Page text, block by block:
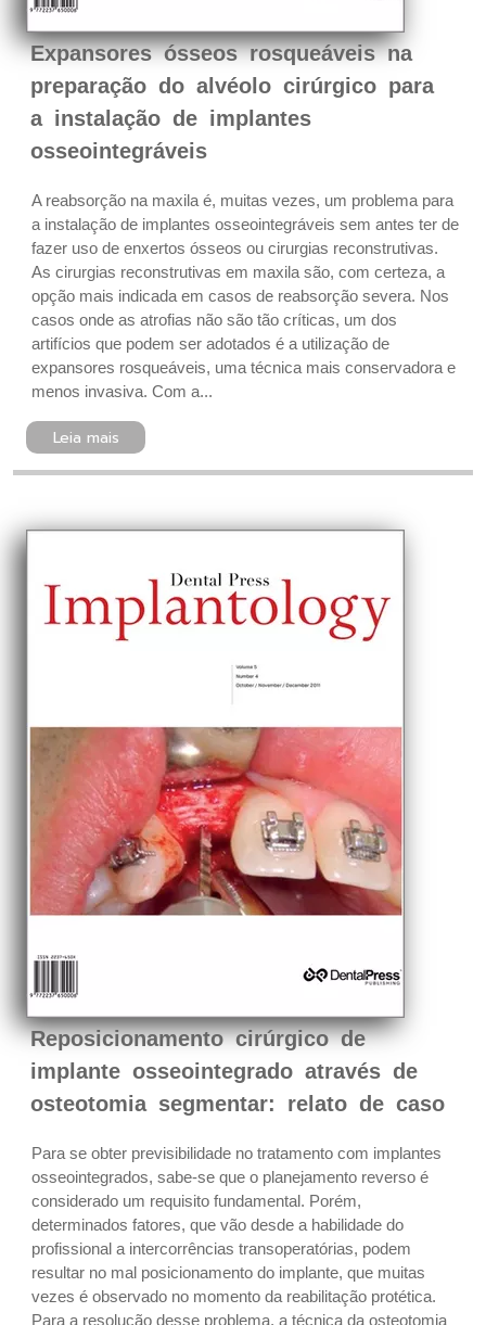
Expansores ósseos rosqueáveis na
preparação do alvéolo cirúrgico para
a instalação de implantes
osseointegráveis
A reabsorção na maxila é, muitas vezes, um problema para
a instalação de implantes osseointegráveis sem antes ter de
fazer uso de enxertos ósseos ou cirurgias reconstrutivas.
As cirurgias reconstrutivas em maxila são, com certeza, a
opção mais indicada em casos de reabsorção severa. Nos
casos onde as atrofias não são tão críticas, um dos
artifícios que podem ser adotados é a utilização de
expansores rosqueáveis, uma técnica mais conservadora e
menos invasiva. Com a...
Leia mais
Reposicionamento cirúrgico de
implante osseointegrado através de
osteotomia segmentar: relato de caso
Para se obter previsibilidade no tratamento com implantes
osseointegrados, sabe-se que o planejamento reverso é
considerado um requisito fundamental. Porém,
determinados fatores, que vão desde a habilidade do
profissional a intercorrências transoperatórias, podem
resultar no mal posicionamento do implante, que muitas
vezes é observado no momento da reabilitação protética.
Para a resolução desse problema, a técnica da osteotomia